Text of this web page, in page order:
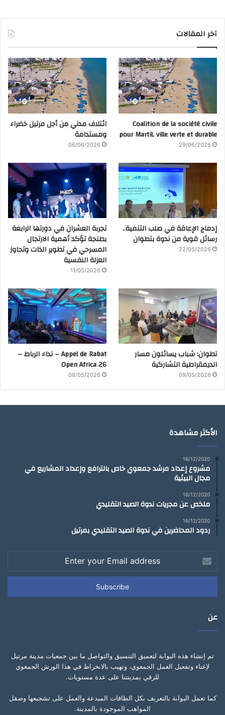
آخر المقالات
Coalition de la société civile
pour Martil, ville verte et durable
29/06/2026
ائتلاف مدني من أجل مرتيل خضراء
ومستدامة
06/06/2026
إدماج الإعاقة في صلب التنمية..
رسائل قوية من ندوة بتطوان
22/05/2026
تجربة العشران في دورتها الرابعة
بطنجة تؤكد أهمية الارتجال
المسرحي في تطوير الذات وتجاوز
العزلة النفسية
11/05/2026
تطوان: شباب يسائلون مسار
الديمقراطية التشاركية
09/05/2026
Appel de Rabat – نداء الرباط –
Open Africa 26
08/05/2026
الأكثر مشاهدة
16/12/2020
مشروع إعداد مرشد جمعوي خاص بالترافع وإعداد المشاريع في
مجال البيئية
16/12/2020
ملخص عن مجريات ندوة الصيد التقليدي
16/12/2020
ردود المحاضرين في ندوة الصيد التقليدي بمرتيل
your
Email
عن
تم إنشاء هذه البوابة لتعميق التنسيق والتواصل ما بين جمعيات مدينة مرتيل
لإغناء وتفعيل العمل الجمعوي، ونهيب بالانخراط في هذا الورش الجمعوي
للرقي بمدينتنا على عدة مستويات.
كما تعمل البوابة بالتعريف بكل الطاقات المبدعة والعمل على تشجيعها وصقل
المواهب الموجودة بالمدينة.